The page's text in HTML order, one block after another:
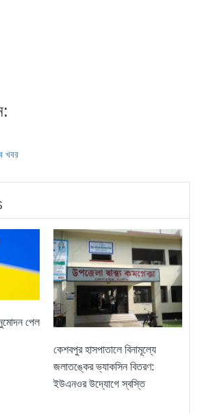
খবর
পেল
কেশবপুর হাসপাতালে বিনামূল্যে
জলাতঙ্কের ভ্যাকসিন বিতরণ:
ইউএনওর উদ্যোগে স্বস্তি